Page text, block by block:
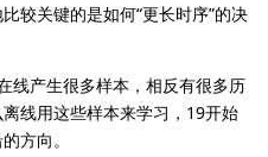
较关键的是如何“更长时序”的决
线产生很多样本，相反有很多历
线用这些样本来学习，19开始
方向。